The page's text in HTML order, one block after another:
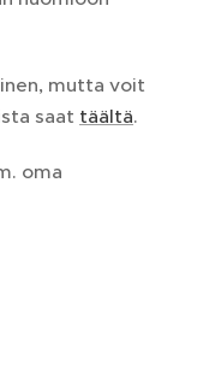
mutta voit
saat täältä.
oma